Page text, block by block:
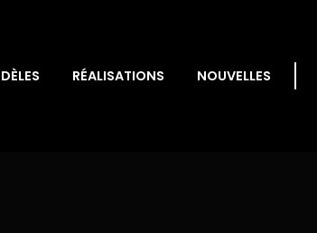
RÉALISATIONS NOUVELLES